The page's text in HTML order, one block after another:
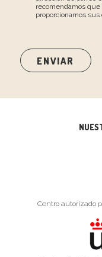
recomendamos que
proporcionarnos sus
Centro autorizado